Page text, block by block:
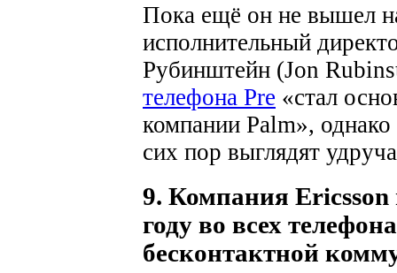
Пока ещё он не вышел
исполнительный
Рубинштейн (Jon
телефона Pre «стал
компании Palm»,
сих пор выглядят
9. Компания Ericsson
году во всех
бесконтактной